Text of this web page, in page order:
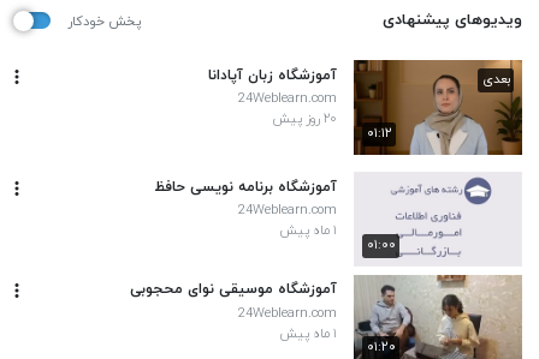
ویدیوهای پیشنهادی پخش خودکار
۰۱:۱۲
بعدی آموزشگاه زبان آپادانا
24Weblearn.com
۲۰ روز پیش
۰۱:۰۰
آموزشگاه برنامه نویسی حافظ
24Weblearn.com
۱ ماه پیش
۰۱:۲۰
آموزشگاه موسیقی نوای محجوبی
24Weblearn.com
۱ ماه پیش